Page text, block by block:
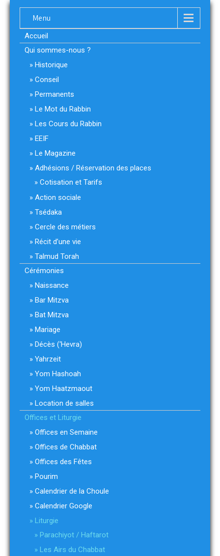
Menu
Accueil
Qui sommes-nous ?
Historique
Conseil
Permanents
Le Mot du Rabbin
Les Cours du Rabbin
EEIF
Le Magazine
Adhésions / Réservation des places
Cotisation et Tarifs
Action sociale
Tsédaka
Cercle des métiers
Récit d’une vie
Talmud Torah
Cérémonies
Naissance
Bar Mitzva
Bat Mitzva
Mariage
Décès (‘Hevra)
Yahrzeit
Yom Hashoah
Yom Haatzmaout
Location de salles
Offices et Liturgie
Offices en Semaine
Offices de Chabbat
Offices des Fêtes
Pourim
Calendrier de la Choule
Calendrier Google
Liturgie
Parachiyot / Haftarot
Les Airs du Chabbat